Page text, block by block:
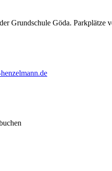
Grundschule Göda. Parkplätze